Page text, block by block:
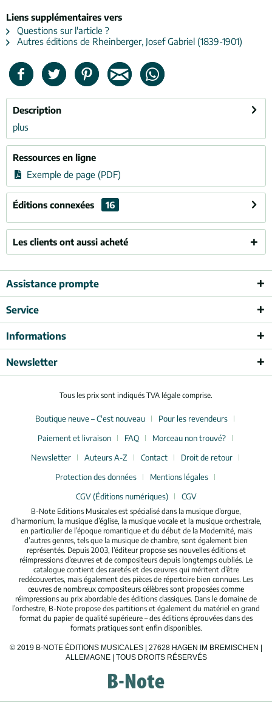
Liens supplémentaires vers
Questions sur l'article ?
Autres éditions de Rheinberger, Josef Gabriel (1839-1901)
Description
plus
Ressources en ligne
Exemple de page (PDF)
Éditions connexées 16
Les clients ont aussi acheté
Assistance prompte
Service
Informations
Newsletter
Tous les prix sont indiqués TVA légale comprise.
Boutique neuve – C'est nouveau
Pour les revendeurs
Paiement et livraison
FAQ
Morceau non trouvé?
Newsletter
Auteurs A-Z Contact
Droit de retour
Protection des données
Mentions légales
CGV (Éditions numériques)
CGV
B-Note Editions Musicales est spécialisé dans la musique d’orgue,
d’harmonium, la musique d’église, la musique vocale et la musique orchestrale,
en particulier de l’époque romantique et du début de la Modernité, mais
d’autres genres, tels que la musique de chambre, sont également bien
représentés. Depuis 2003, l’éditeur propose ses nouvelles éditions et
réimpressions d’œuvres et de compositeurs depuis longtemps oubliés. Le
catalogue contient des raretés et des œuvres qui méritent d’être
redécouvertes, mais également des pièces de répertoire bien connues. Les
œuvres de nombreux compositeurs célèbres sont proposées comme
réimpressions au prix abordable des éditions classiques. Dans le domaine de
l’orchestre, B-Note propose des partitions et également du matériel en grand
format du papier de qualité supérieure – des éditions éprouvées dans des
formats pratiques sont enfin disponibles.
© 2019 B-NOTE ÉDITIONS MUSICALES | 27628 HAGEN IM BREMISCHEN |
ALLEMAGNE | TOUS DROITS RÉSERVÉS